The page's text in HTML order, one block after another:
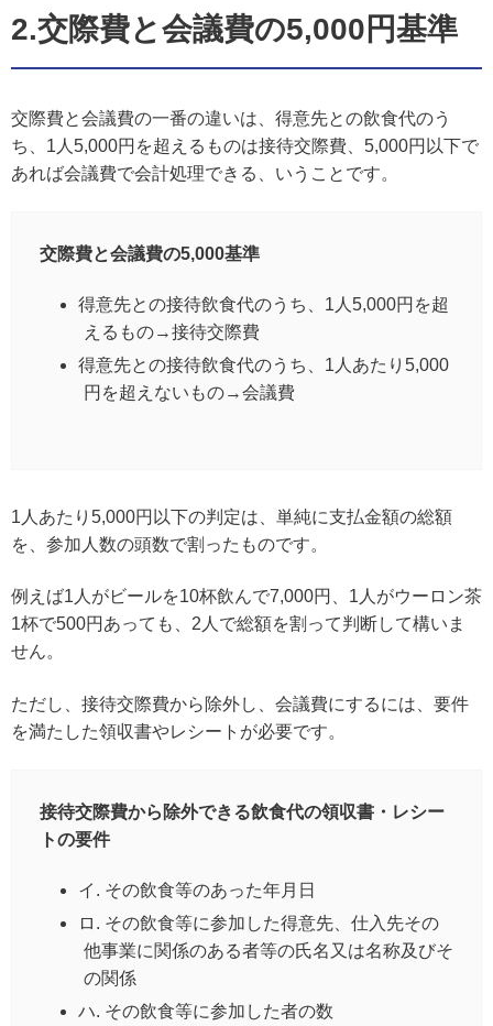
2.交際費と会議費の5,000円基準
交際費と会議費の一番の違いは、得意先との飲食代のう
ち、1人5,000円を超えるものは接待交際費、5,000円以下で
あれば会議費で会計処理できる、いうことです。
交際費と会議費の5,000基準
得意先との接待飲食代のうち、1人5,000円を超
えるもの→接待交際費
得意先との接待飲食代のうち、1人あたり5,000
円を超えないもの→会議費
1人あたり5,000円以下の判定は、単純に支払金額の総額
を、参加人数の頭数で割ったものです。
例えば1人がビールを10杯飲んで7,000円、1人がウーロン茶
1杯で500円あっても、2人で総額を割って判断して構いま
せん。
ただし、接待交際費から除外し、会議費にするには、要件
を満たした領収書やレシートが必要です。
接待交際費から除外できる飲食代の領収書・レシー
トの要件
イ. その飲食等のあった年月日
ロ. その飲食等に参加した得意先、仕入先その
他事業に関係のある者等の氏名又は名称及びそ
の関係
ハ. その飲食等に参加した者の数